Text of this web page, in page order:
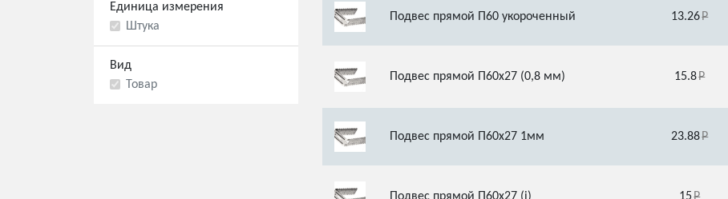
Единица измерения
Штука
Вид
Товар
Подвес прямой П60 укороченный 13.26
Подвес прямой П60х27 (0,8 мм) 15.8
Подвес прямой П60х27 1мм 23.88